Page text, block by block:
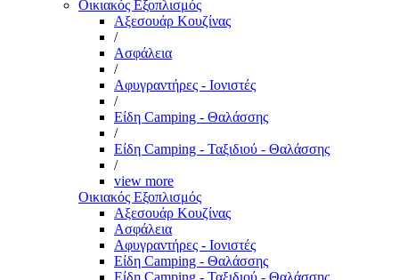
Οικιακός Εξοπλισμός
Αξεσουάρ Κουζίνας
/
Ασφάλεια
/
Αφυγραντήρες - Ιονιστές
/
Είδη Camping - Θαλάσσης
/
Είδη Camping - Ταξιδιού - Θαλάσσης
/
view more
Οικιακός Εξοπλισμός
Αξεσουάρ Κουζίνας
Ασφάλεια
Αφυγραντήρες - Ιονιστές
Είδη Camping - Θαλάσσης
Είδη Camping - Ταξιδιού - Θαλάσσης